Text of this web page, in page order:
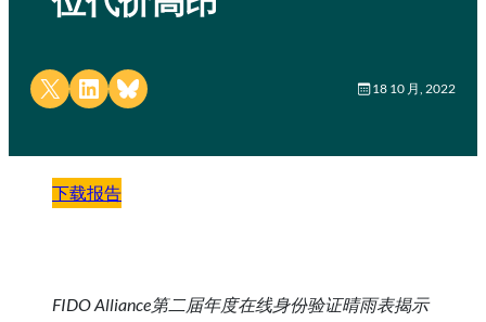
Share on X Share on LinkedIn
Share on Bluesky 18 10 月, 2022
下载报告
FIDO Alliance第二届年度在线身份验证晴雨表揭示